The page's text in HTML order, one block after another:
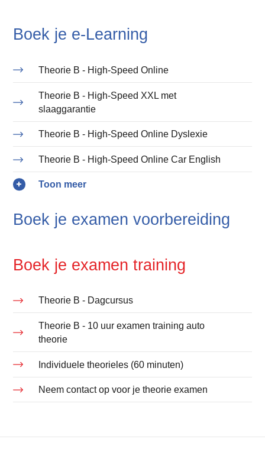
Boek je e-Learning
Theorie B - High-Speed Online
Theorie B - High-Speed XXL met
slaaggarantie
Theorie B - High-Speed Online Dyslexie
Theorie B - High-Speed Online Car English
Boek je examen voorbereiding
Boek je examen training
Theorie B - Dagcursus
Theorie B - 10 uur examen training auto
theorie
Individuele theorieles (60 minuten)
Neem contact op voor je theorie examen